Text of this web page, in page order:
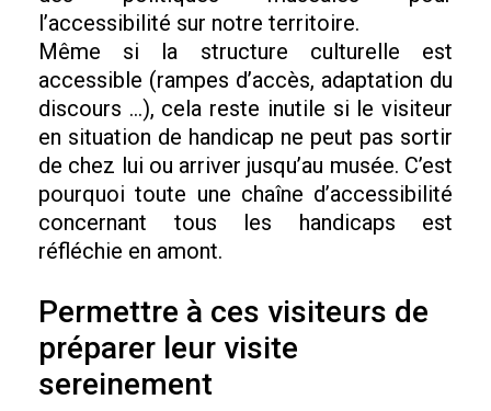
l’accessibilité sur notre territoire.
Même si la structure culturelle est
accessible (rampes d’accès, adaptation du
discours …), cela reste inutile si le visiteur
en situation de handicap ne peut pas sortir
de chez lui ou arriver jusqu’au musée. C’est
pourquoi toute une chaîne d’accessibilité
concernant tous les handicaps est
réfléchie en amont.
Permettre à ces visiteurs de
préparer leur visite
sereinement